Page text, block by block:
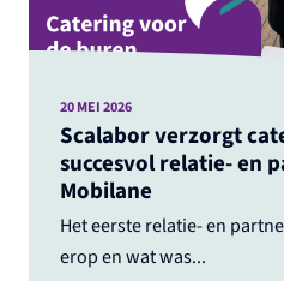
Scalabor verzorgt
succesvol relatie- en
Mobilane
Het eerste relatie- en
erop en wat was...
20 MEI 2026